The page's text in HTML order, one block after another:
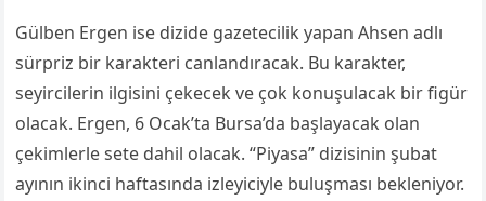
Gülben Ergen ise dizide gazetecilik yapan Ahsen adlı
sürpriz bir karakteri canlandıracak. Bu karakter,
seyircilerin ilgisini çekecek ve çok konuşulacak bir figür
olacak. Ergen, 6 Ocak’ta Bursa’da başlayacak olan
çekimlerle sete dahil olacak. “Piyasa” dizisinin şubat
ayının ikinci haftasında izleyiciyle buluşması bekleniyor.